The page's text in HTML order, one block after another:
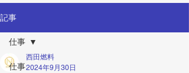
記事
仕事
仕事
西田燃料
2024年9月30日